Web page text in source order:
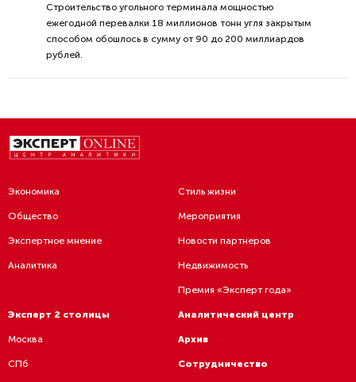
Строительство угольного терминала мощностью
ежегодной перевалки 18 миллионов тонн угля закрытым
способом обошлось в сумму от 90 до 200 миллиардов
рублей.
Экономика
Общество
Экспертное мнение
Аналитика
Стиль жизни
Мероприятия
Новости партнеров
Недвижимость
Премия «Эксперт года»
Эксперт 2 столицы
Москва
СПб
Аналитический центр
Архив
Сотрудничество